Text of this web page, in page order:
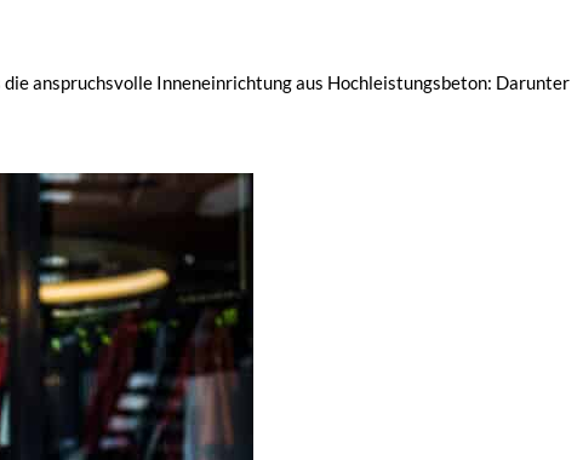
anspruchsvolle Inneneinrichtung aus Hochleistungsbeton: Darunter